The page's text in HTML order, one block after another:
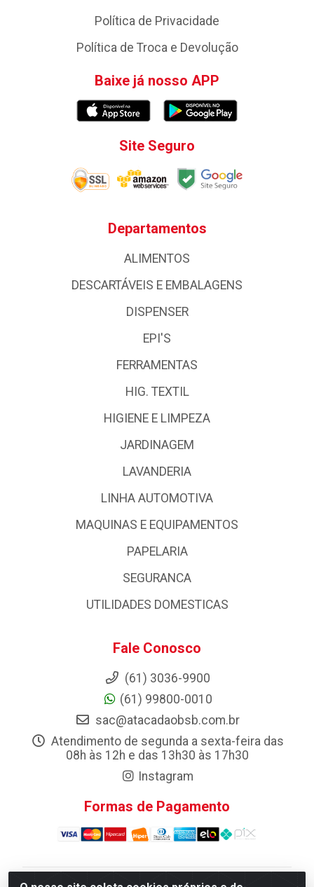
Política de Privacidade
Política de Troca e Devolução
Baixe já nosso APP
Site Seguro
Departamentos
ALIMENTOS
DESCARTÁVEIS E EMBALAGENS
DISPENSER
EPI'S
FERRAMENTAS
HIG. TEXTIL
HIGIENE E LIMPEZA
JARDINAGEM
LAVANDERIA
LINHA AUTOMOTIVA
MAQUINAS E EQUIPAMENTOS
PAPELARIA
SEGURANCA
UTILIDADES DOMESTICAS
Fale Conosco
(61) 3036-9900
(61) 99800-0010
sac@atacadaobsb.com.br
Atendimento de segunda a sexta-feira das
08h às 12h e das 13h30 às 17h30
Instagram
Formas de Pagamento